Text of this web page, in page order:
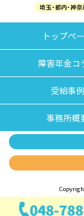
トップペ
障害年金コ
受給事例
事務所概